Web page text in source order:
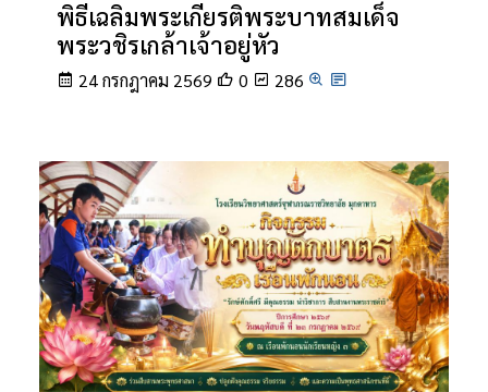
พิธีเฉลิมพระเกียรติพระบาทสมเด็จ
พระวชิรเกล้าเจ้าอยู่หัว
24 กรกฎาคม 2569 0 286